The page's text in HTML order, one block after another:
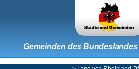
Gemeinden des